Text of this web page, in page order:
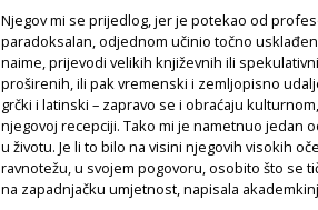
Njegov mi se prijedlog, jer je potekao od
paradoksalan, odjednom učinio točno
naime, prijevodi velikih književnih ili
proširenih, ili pak vremenski i zemljopisno
grčki i latinski – zapravo se i obraćaju
njegovoj recepciji. Tako mi je nametnuo jedan
u životu. Je li to bilo na visini njegovih visokih
ravnotežu, u svojem pogovoru, osobito što se
na zapadnjačku umjetnost, napisala